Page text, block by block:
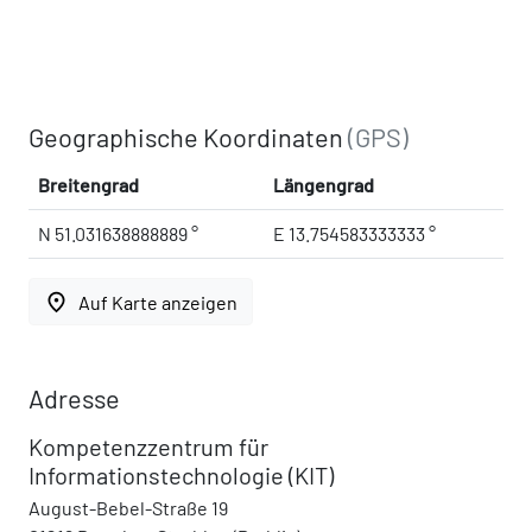
Geographische Koordinaten(GPS)
Breitengrad Längengrad
N 51.031638888889 ° E 13.754583333333 °
place Auf Karte anzeigen
Adresse
Kompetenzzentrum für
Informationstechnologie (KIT)
August-Bebel-Straße 19